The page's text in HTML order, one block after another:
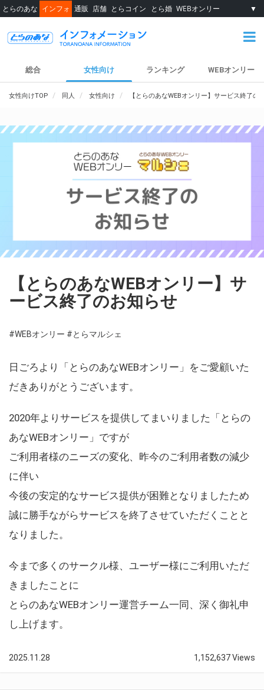
とらのあな インフォ 通販 店舗 とらコイン とら婚 WEBオンリー ▼
総合 女性向け ランキング WEBオンリー
女性向けTOP 同人 女性向け 【とらのあなWEBオンリー】サービス終了の
【とらのあなWEBオンリー】サ
ービス終了のお知らせ
#WEBオンリー #とらマルシェ
日ごろより「とらのあなWEBオンリー」をご愛顧いた
だきありがとうございます。
2020年よりサービスを提供してまいりました「とらの
あなWEBオンリー」ですが
ご利用者様のニーズの変化、昨今のご利用者数の減少
に伴い
今後の安定的なサービス提供が困難となりましたため
誠に勝手ながらサービスを終了させていただくことと
なりました。
今まで多くのサークル様、ユーザー様にご利用いただ
きましたことに
とらのあなWEBオンリー運営チーム一同、深く御礼申
し上げます。
2025.11.28 1,152,637 Views